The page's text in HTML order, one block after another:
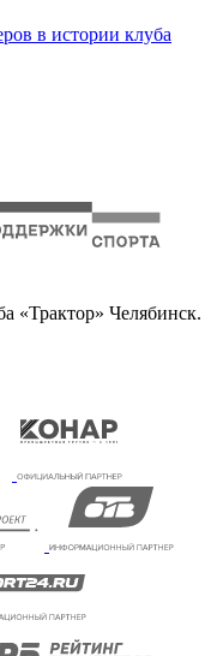
в истории клуба
«Трактор» Челябинск.